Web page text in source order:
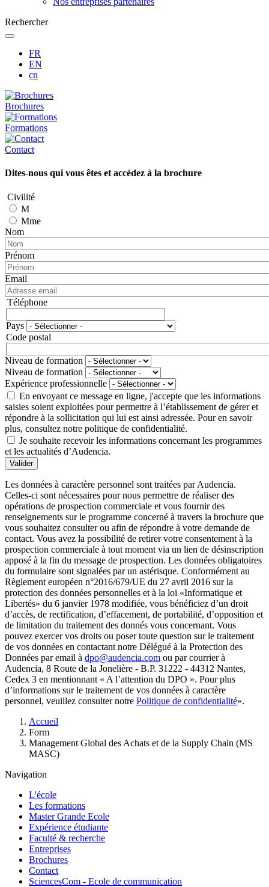
Rechercher
FR
EN
cn
Brochures
Formations
Contact
Dites-nous qui vous êtes et accédez à la brochure
Civilité
M
Mme
Nom
Prénom
Email
Téléphone
Adresse
Pays
Code postal
Niveau de formation
Niveau de formation
Expérience professionnelle
En envoyant ce message en ligne, j'accepte que les informations
saisies soient exploitées pour permettre à l’établissement de gérer et
répondre à la sollicitation qui lui est ainsi adressée. Pour en savoir
plus, consultez notre politique de confidentialité.
Je souhaite recevoir les informations concernant les programmes
et les actualités d’Audencia.
Valider
Les données à caractère personnel sont traitées par Audencia.
Celles-ci sont nécessaires pour nous permettre de réaliser des
opérations de prospection commerciale et vous fournir des
renseignements sur le programme concerné à travers la brochure que
vous souhaitez consulter ou afin de répondre à votre demande de
contact. Vous avez la possibilité de retirer votre consentement à la
prospection commerciale à tout moment via un lien de désinscription
apposé à la fin du message de prospection. Les données obligatoires
du formulaire sont signalées par un astérisque. Conformément au
Règlement européen n°2016/679/UE du 27 avril 2016 sur la
protection des données personnelles et à la loi «Informatique et
Libertés» du 6 janvier 1978 modifiée, vous bénéficiez d’un droit
d’accès, de rectification, d’effacement, de portabilité, d’opposition et
de limitation du traitement des donnés vous concernant. Vous
pouvez exercer vos droits ou poser toute question sur le traitement
de vos données en contactant notre Délégué à la Protection des
Données par email à dpo@audencia.com ou par courrier à
Audencia, 8 Route de la Jonelière - B.P. 31222 - 44312 Nantes,
Cedex 3 en mentionnant « A l’attention du DPO ». Pour plus
d’informations sur le traitement de vos données à caractère
personnel, veuillez consulter notre Politique de confidentialité».
d'Ariane
Accueil
Form
Management Global des Achats et de la Supply Chain (MS
MASC)
Navigation
L'école
Les formations
Master Grande Ecole
Expérience étudiante
Faculté & recherche
Entreprises
Brochures
Contact
SciencesCom - Ecole de communication